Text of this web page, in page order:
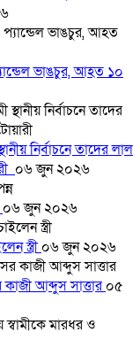
ভাঙচুর, আহত ১০
নির্বাচনে তাদের লাল
০৬ জুন ২০২৬
০৬ জুন ২০২৬
স্ত্রী০৬ জুন ২০২৬
আব্দুস সাত্তার০৫